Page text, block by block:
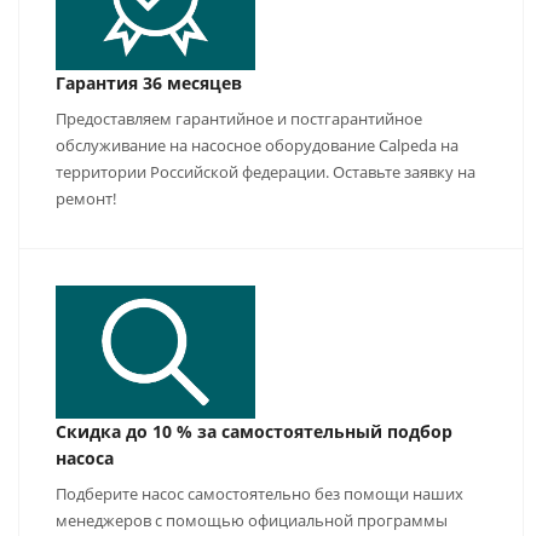
Гарантия 36 месяцев
Предоставляем гарантийное и постгарантийное
обслуживание на насосное оборудование Calpeda на
территории Российской федерации. Оставьте заявку на
ремонт!
Скидка до 10 % за самостоятельный подбор
насоса
Подберите насос самостоятельно без помощи наших
менеджеров с помощью официальной программы